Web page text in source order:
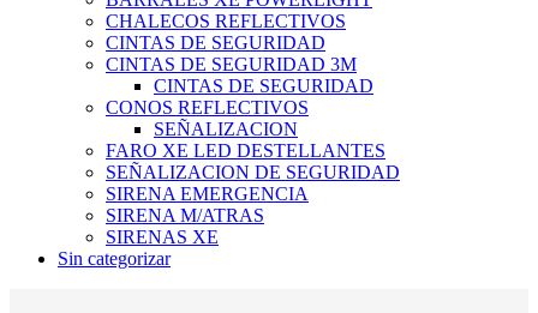
CHALECOS REFLECTIVOS
CINTAS DE SEGURIDAD
CINTAS DE SEGURIDAD 3M
CINTAS DE SEGURIDAD
CONOS REFLECTIVOS
SEÑALIZACION
FARO XE LED DESTELLANTES
SEÑALIZACION DE SEGURIDAD
SIRENA EMERGENCIA
SIRENA M/ATRAS
SIRENAS XE
Sin categorizar